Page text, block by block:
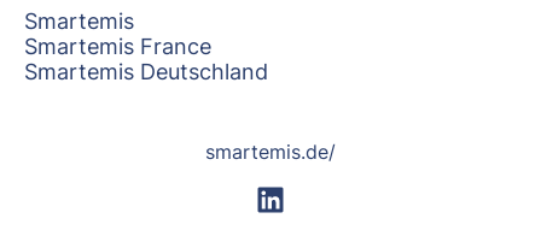
Smartemis
Smartemis France
Smartemis Deutschland
smartemis.de/